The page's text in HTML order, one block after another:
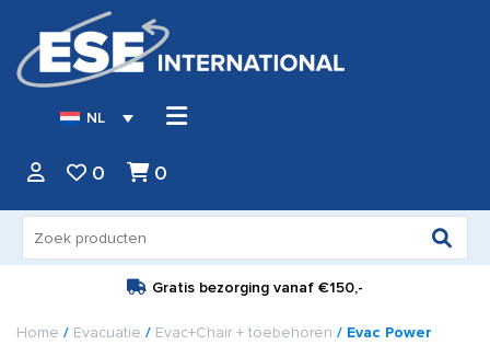
NL
0 0
naar:
Gratis bezorging vanaf €150,-
Home / Evacuatie / Evac+Chair + toebehoren / Evac Power